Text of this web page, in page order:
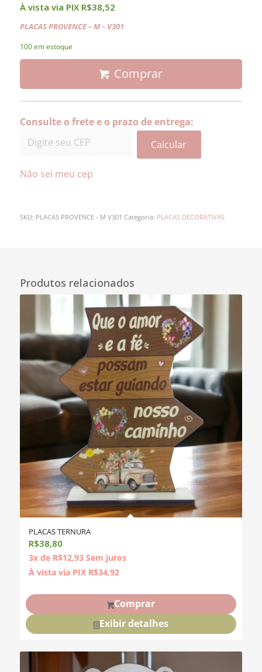
À vista via PIX R$38,52
PLACAS PROVENCE– M – V301
100 em estoque
Comprar
Consulte o frete e o prazo de entrega:
Calcular
Não sei meu cep
SKU: PLACAS PROVENCE - M V301 Categoria: PLACAS DECORATIVAS
Produtos relacionados
PLACAS TERNURA
R$38,80
3x de R$12,93 Sem juros
À vista via PIX R$34,92
Comprar
Exibir detalhes